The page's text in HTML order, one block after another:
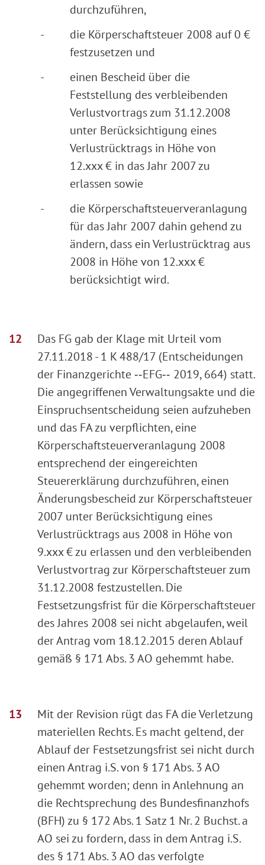
durchzuführen,
-
die Körperschaftsteuer 2008 auf 0 €
festzusetzen und
-
einen Bescheid über die
Feststellung des verbleibenden
Verlustvortrags zum 31.12.2008
unter Berücksichtigung eines
Verlustrücktrags in Höhe von
12.xxx € in das Jahr 2007 zu
erlassen sowie
-
die Körperschaftsteuerveranlagung
für das Jahr 2007 dahin gehend zu
ändern, dass ein Verlustrücktrag aus
2008 in Höhe von 12.xxx €
berücksichtigt wird.
Das FG gab der Klage mit Urteil vom
27.11.2018 - 1 K 488/17 (Entscheidungen
der Finanzgerichte ‑‑EFG‑‑ 2019, 664) statt.
Die angegriffenen Verwaltungsakte und die
Einspruchsentscheidung seien aufzuheben
und das FA zu verpflichten, eine
Körperschaftsteuerveranlagung 2008
entsprechend der eingereichten
Steuererklärung durchzuführen, einen
Änderungsbescheid zur Körperschaftsteuer
2007 unter Berücksichtigung eines
Verlustrücktrags aus 2008 in Höhe von
9.xxx € zu erlassen und den verbleibenden
Verlustvortrag zur Körperschaftsteuer zum
31.12.2008 festzustellen. Die
Festsetzungsfrist für die Körperschaftsteuer
des Jahres 2008 sei nicht abgelaufen, weil
der Antrag vom 18.12.2015 deren Ablauf
gemäß § 171 Abs. 3 AO gehemmt habe.
Mit der Revision rügt das FA die Verletzung
materiellen Rechts. Es macht geltend, der
Ablauf der Festsetzungsfrist sei nicht durch
einen Antrag i.S. von § 171 Abs. 3 AO
gehemmt worden; denn in Anlehnung an
die Rechtsprechung des Bundesfinanzhofs
(BFH) zu § 172 Abs. 1 Satz 1 Nr. 2 Buchst. a
AO sei zu fordern, dass in dem Antrag i.S.
des § 171 Abs. 3 AO das verfolgte